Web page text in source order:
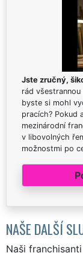
Jste zručný,
rád
byste si mohl
pracích? Pokud
mezinárodní
v libovolných
možnostmi po
NAŠE DALŠÍ
Naši